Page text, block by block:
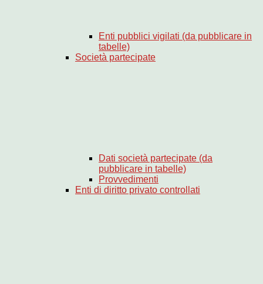
Enti pubblici vigilati (da pubblicare in
tabelle)
Società partecipate
Dati società partecipate (da
pubblicare in tabelle)
Provvedimenti
Enti di diritto privato controllati